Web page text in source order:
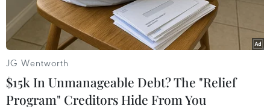
JG Wentworth
$15k In Unmanageable Debt? The "Relief
Program" Creditors Hide From You